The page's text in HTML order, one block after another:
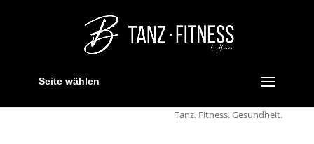
Seite wählen
Tanz. Fitness. Gesundheit.